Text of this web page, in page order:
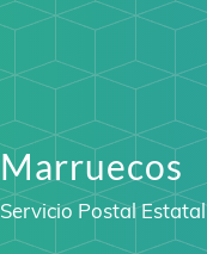
Marruecos
Servicio Postal Estatal